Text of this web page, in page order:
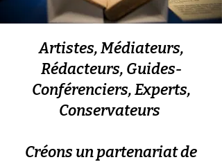
Artistes, Médiateurs,
Rédacteurs, Guides-
Conférenciers, Experts,
Conservateurs
Créons un partenariat de